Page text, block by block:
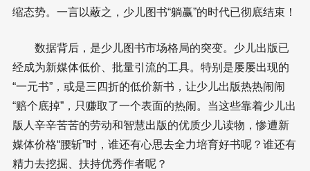
缩态势。一言以蔽之，少儿图书“躺赢”的时代已彻底结束！
数据背后，是少儿图书市场格局的突变。少儿出版已
经成为新媒体低价、批量引流的工具。特别是屡屡出现的
“一元书”，或是三四折的低价新书，让少儿出版热热闹闹
“赔个底掉”，只赚取了一个表面的热闹。当这些靠着少儿出
版人辛辛苦苦的劳动和智慧出版的优质少儿读物，惨遭新
媒体价格“腰斩”时，谁还有心思去全力培育好书呢？谁还有
精力去挖掘、扶持优秀作者呢？